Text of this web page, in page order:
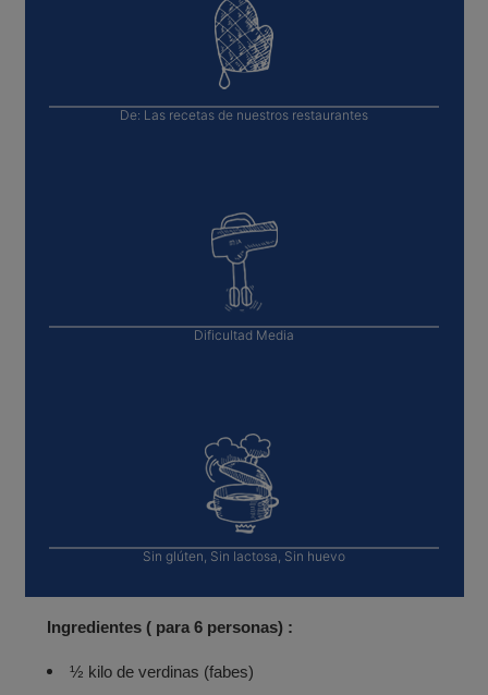
De: Las recetas de nuestros restaurantes
Dificultad Media
Sin glúten, Sin lactosa, Sin huevo
Ingredientes ( para 6 personas) :
½ kilo de verdinas (fabes)